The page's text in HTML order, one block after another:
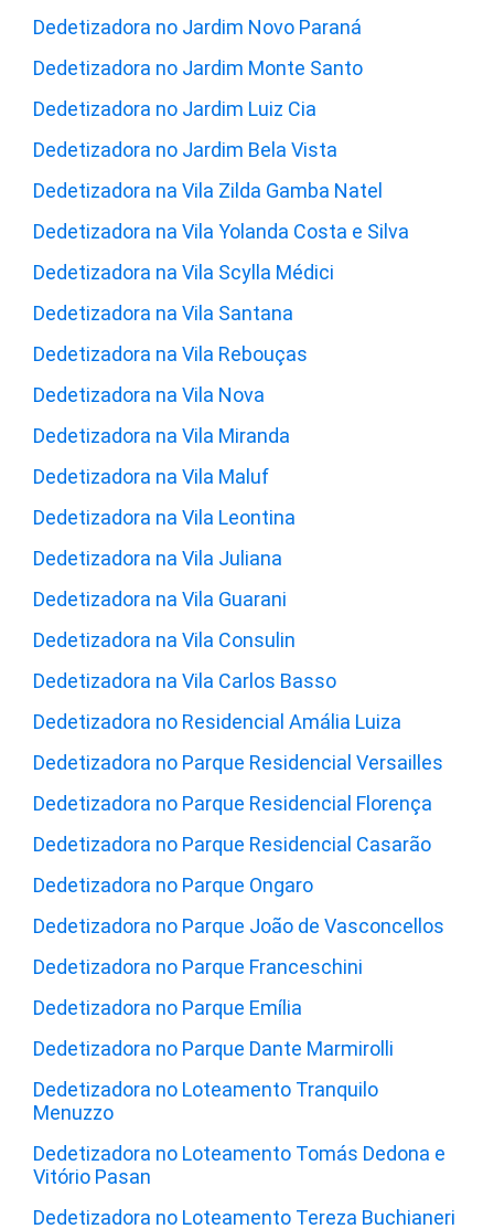
Dedetizadora no Jardim Novo Paraná
Dedetizadora no Jardim Monte Santo
Dedetizadora no Jardim Luiz Cia
Dedetizadora no Jardim Bela Vista
Dedetizadora na Vila Zilda Gamba Natel
Dedetizadora na Vila Yolanda Costa e Silva
Dedetizadora na Vila Scylla Médici
Dedetizadora na Vila Santana
Dedetizadora na Vila Rebouças
Dedetizadora na Vila Nova
Dedetizadora na Vila Miranda
Dedetizadora na Vila Maluf
Dedetizadora na Vila Leontina
Dedetizadora na Vila Juliana
Dedetizadora na Vila Guarani
Dedetizadora na Vila Consulin
Dedetizadora na Vila Carlos Basso
Dedetizadora no Residencial Amália Luiza
Dedetizadora no Parque Residencial Versailles
Dedetizadora no Parque Residencial Florença
Dedetizadora no Parque Residencial Casarão
Dedetizadora no Parque Ongaro
Dedetizadora no Parque João de Vasconcellos
Dedetizadora no Parque Franceschini
Dedetizadora no Parque Emília
Dedetizadora no Parque Dante Marmirolli
Dedetizadora no Loteamento Tranquilo
Menuzzo
Dedetizadora no Loteamento Tomás Dedona e
Vitório Pasan
Dedetizadora no Loteamento Tereza Buchianeri